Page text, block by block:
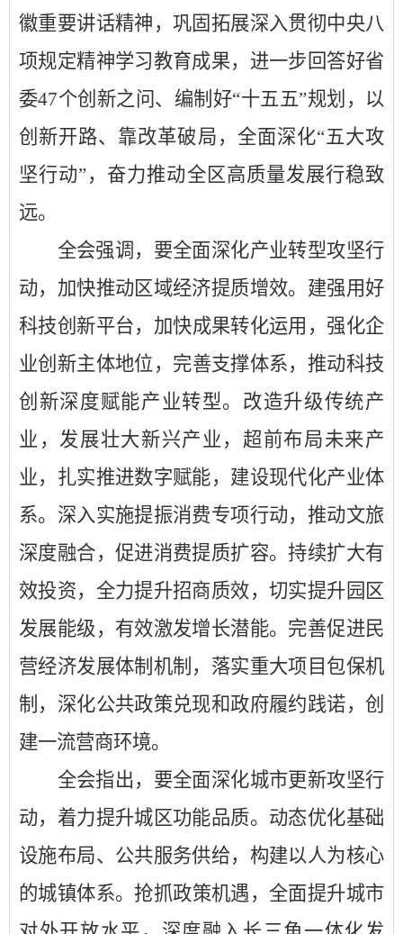
徽重要讲话精神，巩固拓展深入贯彻中央八
项规定精神学习教育成果，进一步回答好省
委47个创新之问、编制好“十五五”规划，以
创新开路、靠改革破局，全面深化“五大攻
坚行动”，奋力推动全区高质量发展行稳致
远。
全会强调，要全面深化产业转型攻坚行
动，加快推动区域经济提质增效。 建强用好
科技创新平台， 加快成果转化运用，强化企
业创新主体地位， 完善支撑体系，推动科技
创新深度赋能产业转型。 改造升级传统产
业，发展壮大新兴产业，超前布局未来产
业，扎实推进数字赋能，建设现代化产业体
系。深入实施提振消费专项行动，推动文旅
深度融合，促进消费提质扩容。持续扩大有
效投资，全力提升招商质效，切实提升园区
发展能级，有效激发增长潜能。完善促进民
营经济发展体制机制，落实重大项目包保机
制，深化公共政策兑现和政府履约践诺，创
建一流营商环境。
全会指出，要全面深化城市更新攻坚行
动，着力提升城区功能品质。 动态优化基础
设施布局、公共服务供给， 构建以人为核心
的城镇体系。 抢抓政策机遇，全面提升城市